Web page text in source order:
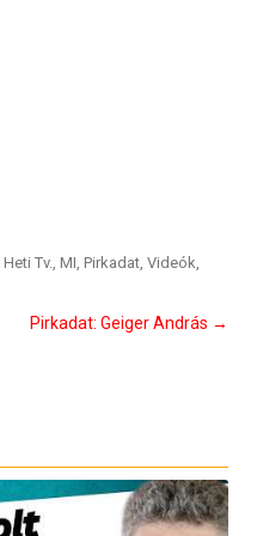
Heti Tv., MI, Pirkadat, Videók,
Pirkadat: Geiger András →